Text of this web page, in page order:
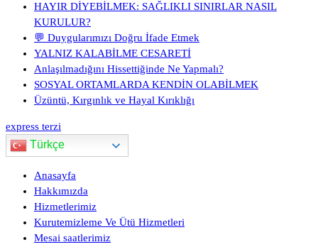
HAYIR DİYEBİLMEK: SAĞLIKLI SINIRLAR NASIL
KURULUR?
💬 Duygularımızı Doğru İfade Etmek
YALNIZ KALABİLME CESARETİ
Anlaşılmadığını Hissettiğinde Ne Yapmalı?
SOSYAL ORTAMLARDA KENDİN OLABİLMEK
Üzüntü, Kırgınlık ve Hayal Kırıklığı
express terzi
Türkçe
Anasayfa
Hakkımızda
Hizmetlerimiz
Kurutemizleme Ve Ütü Hizmetleri
Mesai saatlerimiz